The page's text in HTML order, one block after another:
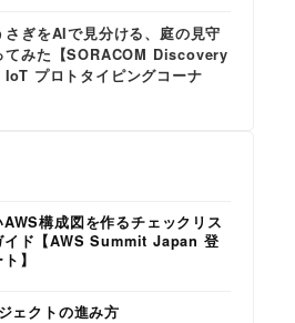
さぎをAIで見分ける、庭の見守
てみた【SORACOM Discovery
プロトタイピングコーナ
構成図を作るチェックリス
イド【AWS Summit Japan 登
】
ェクトの進み方